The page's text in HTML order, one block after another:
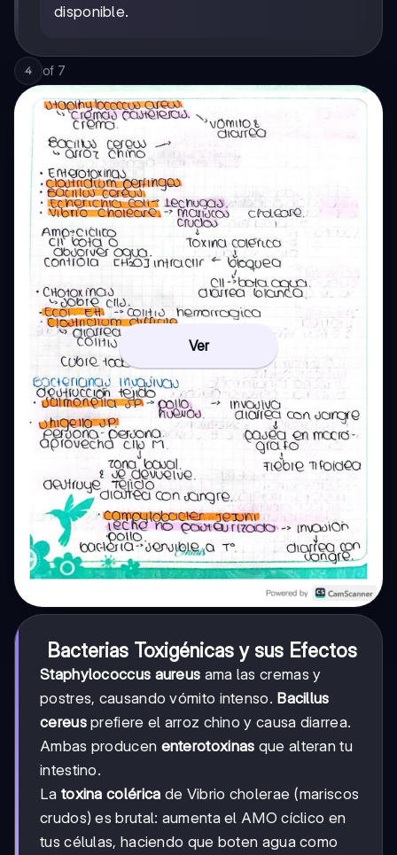
disponible.
4 of 7
Ver
Bacterias Toxigénicas y sus Efectos
Staphylococcus aureus ama las cremas y
postres, causando vómito intenso. Bacillus
cereusprefiere el arroz chino y causa diarrea.
Ambas producen enterotoxinas que alteran tu
intestino.
La toxina colérica de Vibrio cholerae (mariscos
crudos) es brutal: aumenta el AMO cíclico en
tus células, haciendo que boten agua como